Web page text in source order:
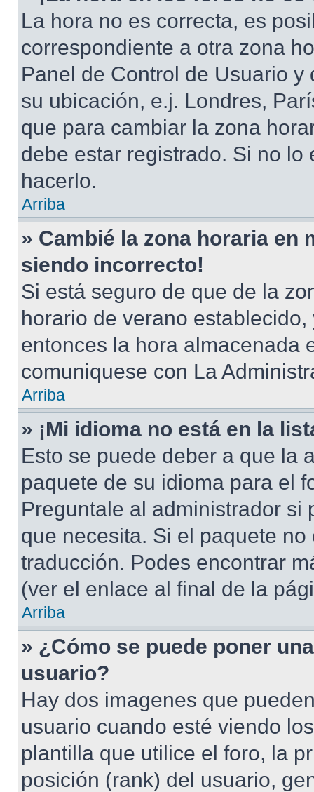
La hora no es correcta, es
correspondiente a otra zona
Panel de Control de Usuario
su ubicación, e.j. Londres,
que para cambiar la zona
debe estar registrado. Si no
hacerlo.
Arriba
» Cambié la zona horaria en
siendo incorrecto!
Si está seguro de que de la
horario de verano
entonces la hora almacenada
comuniquese con La
Arriba
» ¡Mi idioma no está en la
Esto se puede deber a que la
paquete de su idioma para el
Preguntale al administrador si
que necesita. Si el paquete
traducción. Podes encontrar
(ver el enlace al final de la
Arriba
» ¿Cómo se puede poner
usuario?
Hay dos imagenes que
usuario cuando esté viendo
plantilla que utilice el foro, la
posición (rank) del usuario,